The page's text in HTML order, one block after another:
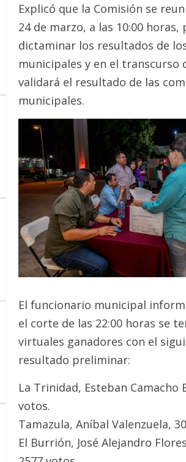
Explicó que la Comisión se
24 de marzo, a las 10:00 horas,
dictaminar los resultados de
municipales y en el transcurso
validará el resultado de las
municipales.
El funcionario municipal
el corte de las 22:00 horas se
virtuales ganadores con el
resultado preliminar:
La Trinidad, Esteban Camacho
votos.
Tamazula, Aníbal Valenzuela,
El Burrión, José Alejandro